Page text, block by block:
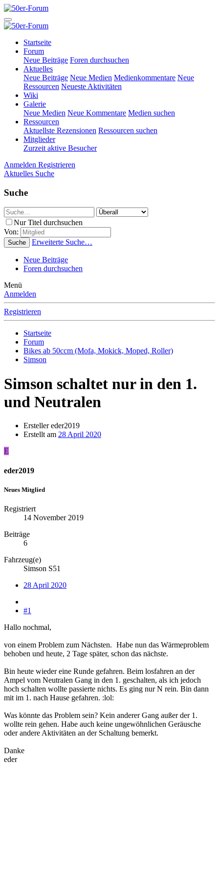
Startseite
Forum
Neue Beiträge Foren durchsuchen
Aktuelles
Neue Beiträge Neue Medien Medienkommentare Neue
Ressourcen Neueste Aktivitäten
Wiki
Galerie
Neue Medien Neue Kommentare Medien suchen
Ressourcen
Aktuellste Rezensionen Ressourcen suchen
Mitglieder
Zurzeit aktive Besucher
Anmelden Registrieren
Aktuelles Suche
Suche
Nur Titel durchsuchen
Von:
Suche Erweiterte Suche…
Neue Beiträge
Foren durchsuchen
Menü
Anmelden
Registrieren
Startseite
Forum
Bikes ab 50ccm (Mofa, Mokick, Moped, Roller)
Simson
Simson schaltet nur in den 1.
und Neutralen
Erstellereder2019
Erstellt am 28 April 2020
E
eder2019
Neues Mitglied
Registriert
14 November 2019
Beiträge
6
Fahrzeug(e)
Simson S51
28 April 2020
#1
Hallo nochmal,
von einem Problem zum Nächsten. Habe nun das Wärmeproblem
behoben und heute, 2 Tage später, schon das nächste.
Bin heute wieder eine Runde gefahren. Beim losfahren an der
Ampel vom Neutralen Gang in den 1. geschalten, als ich jedoch
hoch schalten wollte passierte nichts. Es ging nur N rein. Bin dann
mit im 1. nach Hause gefahren. :lol:
Was könnte das Problem sein? Kein anderer Gang außer der 1.
wollte rein gehen. Habe auch keine ungewöhnlichen Geräusche
oder andere Aktivitäten an der Schaltung bemerkt.
Danke
eder